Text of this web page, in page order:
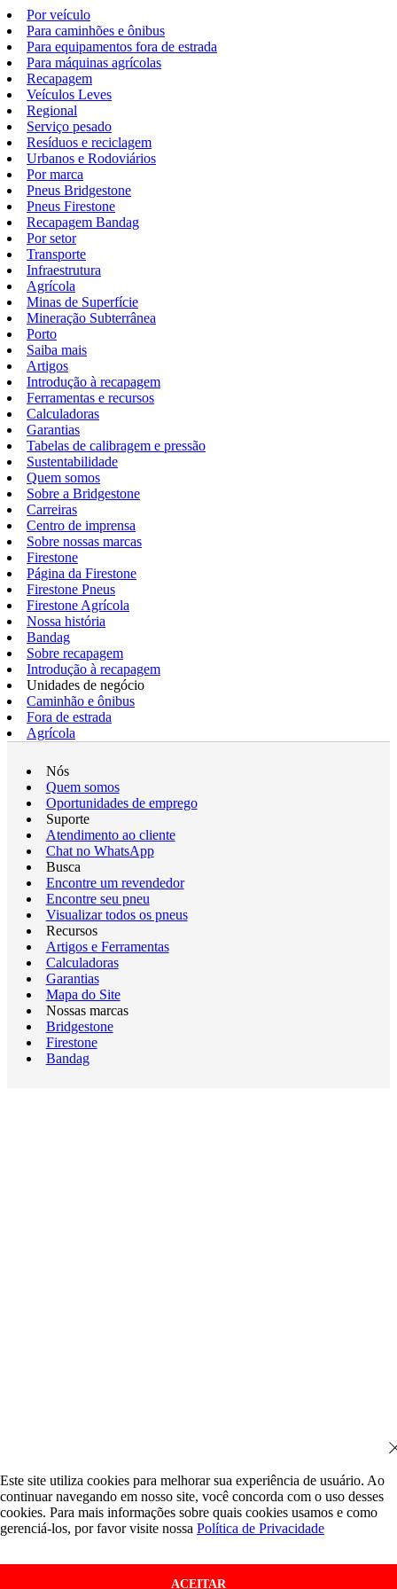
Por veículo
Para caminhões e ônibus
Para equipamentos fora de estrada
Para máquinas agrícolas
Recapagem
Veículos Leves
Regional
Serviço pesado
Resíduos e reciclagem
Urbanos e Rodoviários
Por marca
Pneus Bridgestone
Pneus Firestone
Recapagem Bandag
Por setor
Transporte
Infraestrutura
Agrícola
Minas de Superfície
Mineração Subterrânea
Porto
Saiba mais
Artigos
Introdução à recapagem
Ferramentas e recursos
Calculadoras
Garantias
Tabelas de calibragem e pressão
Sustentabilidade
Quem somos
Sobre a Bridgestone
Carreiras
Centro de imprensa
Sobre nossas marcas
Firestone
Página da Firestone
Firestone Pneus
Firestone Agrícola
Nossa história
Bandag
Sobre recapagem
Introdução à recapagem
Unidades de negócio
Caminhão e ônibus
Fora de estrada
Agrícola
Nós
Quem somos
Oportunidades de emprego
Suporte
Atendimento ao cliente
Chat no WhatsApp
Busca
Encontre um revendedor
Encontre seu pneu
Visualizar todos os pneus
Recursos
Artigos e Ferramentas
Calculadoras
Garantias
Mapa do Site
Nossas marcas
Bridgestone
Firestone
Bandag
Este site utiliza cookies para melhorar sua experiência de usuário. Ao
continuar navegando em nosso site, você concorda com o uso desses
cookies. Para mais informações sobre quais cookies usamos e como
gerenciá-los, por favor visite nossa Política de Privacidade
ACEITAR